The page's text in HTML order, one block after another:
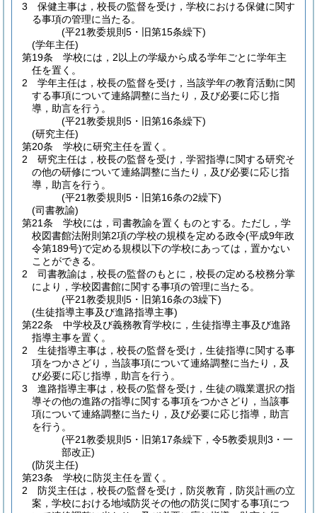
3
保健主事は，校長の監督を受け，学校における保健に関す
る事項の管理に当たる。
(平21教委規則5・旧第15条繰下)
(学年主任)
第19条
学校には，2以上の学級から成る学年ごとに学年主
任を置く。
2
学年主任は，校長の監督を受け，当該学年の教育活動に関
する事項について連絡調整に当たり，及び必要に応じ指
導，助言を行う。
(平21教委規則5・旧第16条繰下)
(研究主任)
第20条
学校に研究主任を置く。
2
研究主任は，校長の監督を受け，学習指導に関する研究そ
の他の研修について連絡調整に当たり，及び必要に応じ指
導，助言を行う。
(平21教委規則5・旧第16条の2繰下)
(司書教諭)
第21条
学校には，司書教諭を置くものとする。 ただし，学
校図書館法附則第2項の学校の規模を定める政令(平成9年政
令第189号)で定める規模以下の学校にあっては，置かない
ことができる。
2
司書教諭は，校長の監督のもとに，校長の定める校務分掌
により，学校図書館に関する事項の管理に当たる。
(平21教委規則5・旧第16条の3繰下)
(生徒指導主事及び進路指導主事)
第22条
中学校及び義務教育学校に，生徒指導主事及び進路
指導主事を置く。
2
生徒指導主事は，校長の監督を受け，生徒指導に関する事
項をつかさどり，当該事項について連絡調整に当たり，及
び必要に応じ指導，助言を行う。
3
進路指導主事は，校長の監督を受け，生徒の職業選択の指
導その他の進路の指導に関する事項をつかさどり，当該事
項について連絡調整に当たり，及び必要に応じ指導，助言
を行う。
(平21教委規則5・旧第17条繰下，令5教委規則3・一
部改正)
(防災主任)
第23条
学校に防災主任を置く。
2
防災主任は，校長の監督を受け，防災教育，防災計画の立
案，学校における地域防災その他の防災に関する事項につ